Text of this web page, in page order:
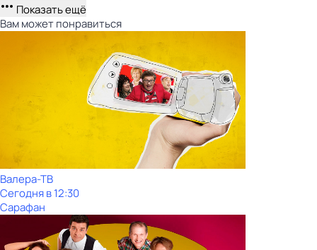
Показать ещё
Вам может понравиться
Валера-ТВ
Сегодня в 12:30
Сарафан